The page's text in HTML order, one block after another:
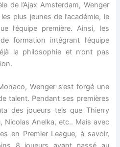
de l’Ajax Amsterdam, Wenger
plus jeunes de l’académie, le
l’équipe première. Ainsi, les
formation intégrant l’équipe
la philosophie et n’ont pas
Wenger s’est forgé une
talent. Pendant ses premières
des joueurs tels que Thierry
Nicolas Anelka, etc.. Mais avec
en Premier League, à savoir,